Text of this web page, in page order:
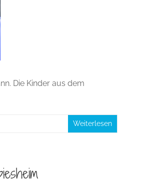
Die Kinder aus dem
Weiterlesen